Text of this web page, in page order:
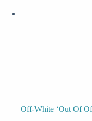
Off-White ‘Out Of